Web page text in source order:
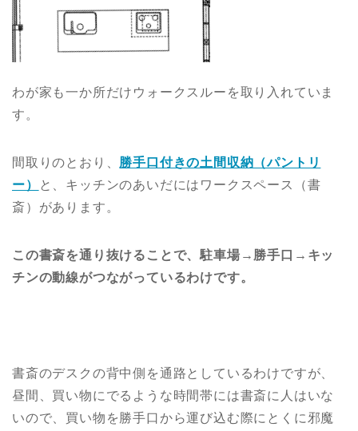
わが家も一か所だけウォークスルーを取り入れていま
す。
間取りのとおり、 勝手口付きの土間収納（パントリ
ー）
と、キッチンのあいだにはワークスペース（書
斎）があります。
この書斎を通り抜けることで、駐車場→勝手口→キッ
チンの動線がつながっているわけです。
書斎のデスクの背中側を通路としているわけですが、
昼間、買い物にでるような時間帯には書斎に人はいな
いので、買い物を勝手口から運び込む際にとくに邪魔